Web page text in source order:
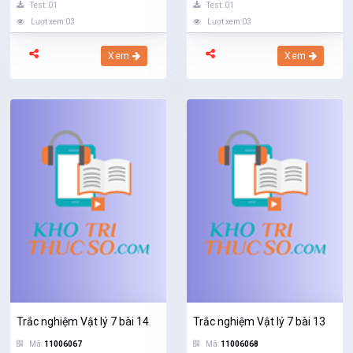
Test: 01
Lượt xem:03
Xem
Test: 01
Lượt xem:03
Xem
Trắc nghiệm Vật lý 7 bài 14
Mã: 11006067
Trắc nghiệm Vật lý 7 bài 13
Mã: 11006068